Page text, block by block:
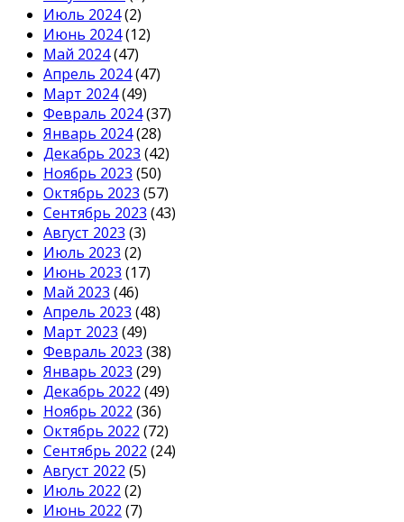
Июль 2024(2)
Июнь 2024(12)
Май 2024(47)
Апрель 2024(47)
Март 2024(49)
Февраль 2024(37)
Январь 2024(28)
Декабрь 2023 (42)
Ноябрь 2023 (50)
Октябрь 2023 (57)
Сентябрь 2023 (43)
Август 2023 (3)
Июль 2023 (2)
Июнь 2023 (17)
Май 2023 (46)
Апрель 2023 (48)
Март 2023 (49)
Февраль 2023 (38)
Январь 2023 (29)
Декабрь 2022 (49)
Ноябрь 2022 (36)
Октябрь 2022 (72)
Сентябрь 2022 (24)
Август 2022 (5)
Июль 2022 (2)
Июнь 2022 (7)